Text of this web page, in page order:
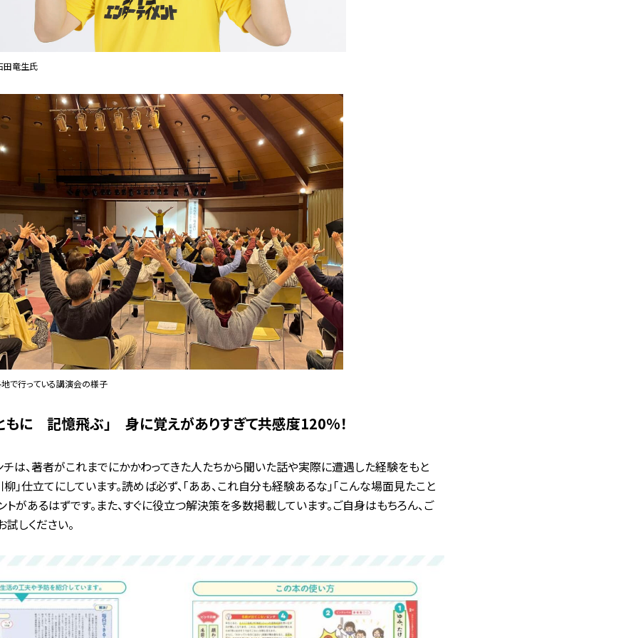
田竜生氏
で行っている講演会の様子
に 記憶飛ぶ」 身に覚えがありすぎて共感度120%！
は、著者がこれまでにかかわってきた人たちから聞いた話や実際に遭遇した経験をもと
」仕立てにしています。読めば必ず、「ああ、これ自分も経験あるな」「こんな場面見たこと
トがあるはずです。また、すぐに役立つ解決策を多数掲載しています。ご自身はもちろん、ご
しください。